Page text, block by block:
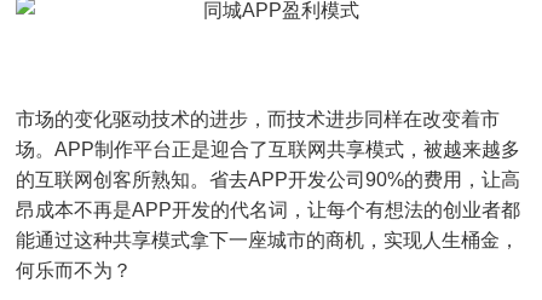
市场的变化驱动技术的进步，而技术进步同样在改变着市
场。APP制作平台正是迎合了互联网共享模式，被越来越多
的互联网创客所熟知。省去APP开发公司90%的费用，让高
昂成本不再是APP开发的代名词，让每个有想法的创业者都
能通过这种共享模式拿下一座城市的商机，实现人生桶金，
何乐而不为？